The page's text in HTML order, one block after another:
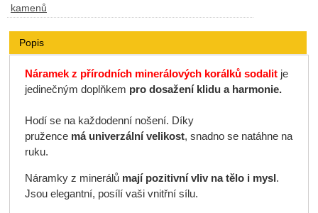
kamenů
Popis
Náramek z přírodních minerálových korálků sodalit je
jedinečným doplňkem pro dosažení klidu a harmonie.
Hodí se na každodenní nošení. Díky
pružence má univerzální velikost, snadno se natáhne na
ruku.
Náramky z minerálů mají pozitivní vliv na tělo i mysl .
Jsou elegantní, posílí vaši vnitřní sílu.